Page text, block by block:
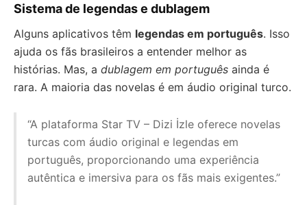
Sistema de legendas e dublagem
Alguns aplicativos têm legendas em português. Isso
ajuda os fãs brasileiros a entender melhor as
histórias. Mas, a dublagem em português ainda é
rara. A maioria das novelas é em áudio original turco.
“A plataforma Star TV – Dizi İzle oferece novelas
turcas com áudio original e legendas em
português, proporcionando uma experiência
autêntica e imersiva para os fãs mais exigentes.”